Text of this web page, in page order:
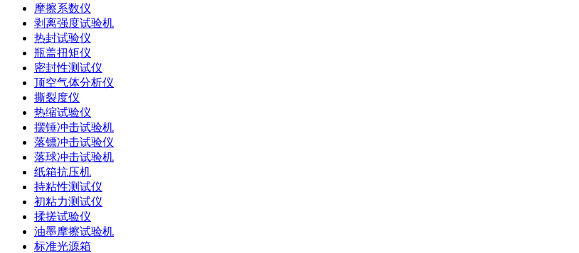
摩擦系数仪
剥离强度试验机
热封试验仪
瓶盖扭矩仪
密封性测试仪
顶空气体分析仪
撕裂度仪
热缩试验仪
摆锤冲击试验机
落镖冲击试验仪
落球冲击试验机
纸箱抗压机
持粘性测试仪
初粘力测试仪
揉搓试验仪
油墨摩擦试验机
标准光源箱